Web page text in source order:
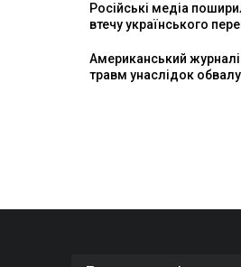
Російські медіа
втечу українського
Американський
травм унаслідок